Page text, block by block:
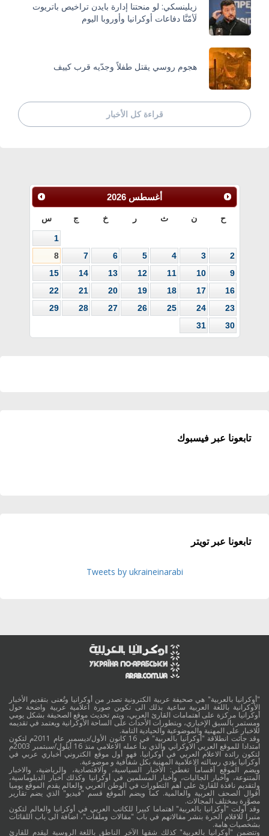
زيلينسكي: لو منحتنا إدارة بايدن تراخيص باتريوت
لَأمّنَّا دفاعات أوكرانيا وأوروبا اليوم
هجوم روسي يقتل طفلاً وجدّيه قرب كييف
قراءة كل الأخبار
أغسطس 2026
ح ن ث ر خ ج س
1
2
3
4
5
6
7
8
9
10
11
12
13
14
15
16
17
18
19
20
21
22
23
24
25
26
27
28
29
30
31
تابعونا عبر فيسبوك
تابعونا عبر تويتر
Tweets by ukraineinarabi
"أوكرانيا بالعربية" هي صحيفة عربية الكترونية تصدر من أوكرانيا وتُعنى بتقديم الأخبار
الأوكرانية باللغة العربية ساعية بذلك الى تكوين صورة اعلامية عربية واضحة حول
أوكرانيا مركزة على اهتمامات القارئ العربي، ويتم تحديث موقع الصحيفة بشكل يومي
ومستمر بالسبق الإخباري، وبتطورات الأحداث على الساحة الأوكرانية ويعتمد في تقديمه
للاخبار على المهنية والموضوعية والحيادية التامة.
وقد جائت انطلاقة "أوكرانيا بالعربية" في 16 كانون الأول/ديسمبر عام 2011م لتكون
امتدادا للموقع العربي الاوكراني والذي بدأ عمله الاعلامي منذ 16 أيلول/سبتمبر 2003م
لتكون رائدة الاعلام العربي في أوكرانيا. فهو أول موقع الكتروني أخباري عربي في
أوكرانيا يؤدي رسالته الاعلامية المهنية بكل شفافية و موضوعية.
ويضم الموقع أقساماً تغطي: الأخبار السياسية، والاقتصادية، والرياضية، والاخبار
المتنوعة، وأخبار الجاليات، وأخبار المسلمين في أوكرانيا وكذلك أخبار الدبلوماسية،
ولتقديم نافذة للقارئ على أهم التطورات في الوطن العربي والعالم يقدم الموقع يوميا
أقوال الصحف العربية والعالمية. كما ويضم الموقع قسم "فيديو" الذي يضم تقارير
مصوَّرة بمختلف المجالات.
وقد أولت "أوكرانيا بالعربية" اهتماما كبيرا للكاتب العربي في أوكرانيا والعالم لتكون
منبرا للاقلام الحرة بنشر مقالاتهم في باب "مقالات وملفات"، اضافة الى باب اللقائات
بشخصيات هامة.
وتتضمن "أوكرانيا بالعربية" كذلك شقها الآخر الناطق باللغة الروسية ليقدم للقارئ